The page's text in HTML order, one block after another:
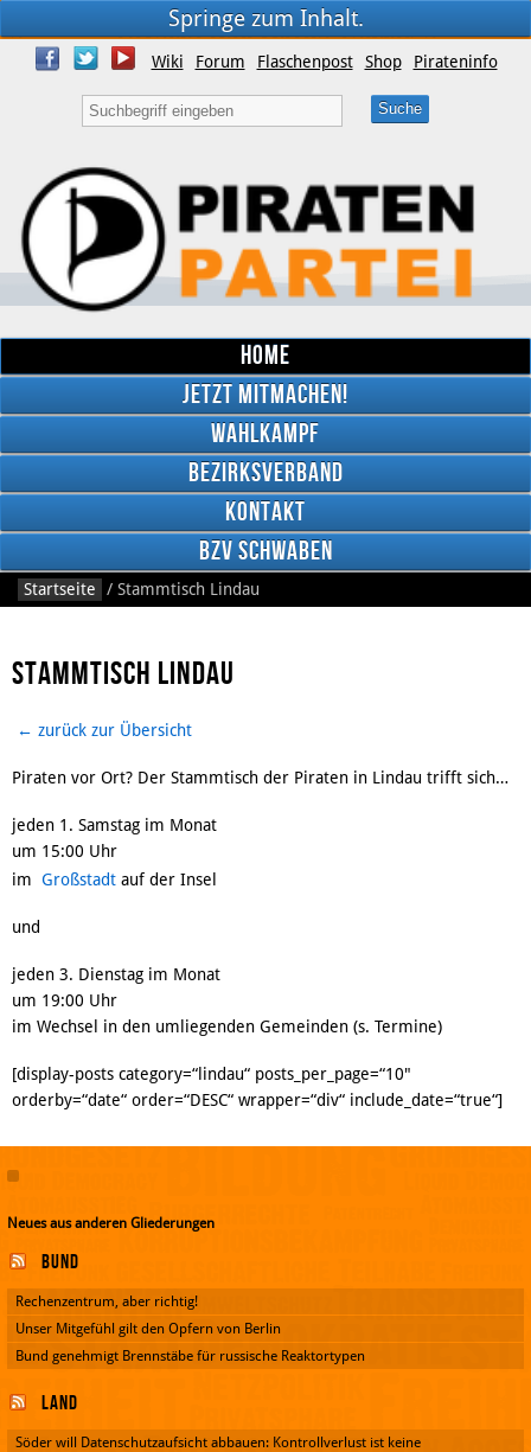
Springe zum Inhalt.
Facebook
Wiki Forum Flaschenpost Shop Pirateninfo
Home
Jetzt mitmachen!
Wahlkampf
Bezirksverband
Kontakt
BzV Schwaben
Startseite / Stammtisch Lindau
Stammtisch Lindau
← zurück zur Übersicht
Piraten vor Ort? Der Stammtisch der Piraten in Lindau trifft sich…
jeden 1. Samstag im Monat
um 15:00 Uhr
im Großstadt auf der Insel
und
jeden 3. Dienstag im Monat
um 19:00 Uhr
im Wechsel in den umliegenden Gemeinden (s. Termine)
[display-posts category=“lindau“ posts_per_page=“10″
orderby=“date“ order=“DESC“ wrapper=“div“ include_date=“true“]
Neues aus anderen Gliederungen
Bund
Rechenzentrum, aber richtig!
Unser Mitgefühl gilt den Opfern von Berlin
Bund genehmigt Brennstäbe für russische Reaktortypen
Land
Söder will Datenschutzaufsicht abbauen: Kontrollverlust ist keine